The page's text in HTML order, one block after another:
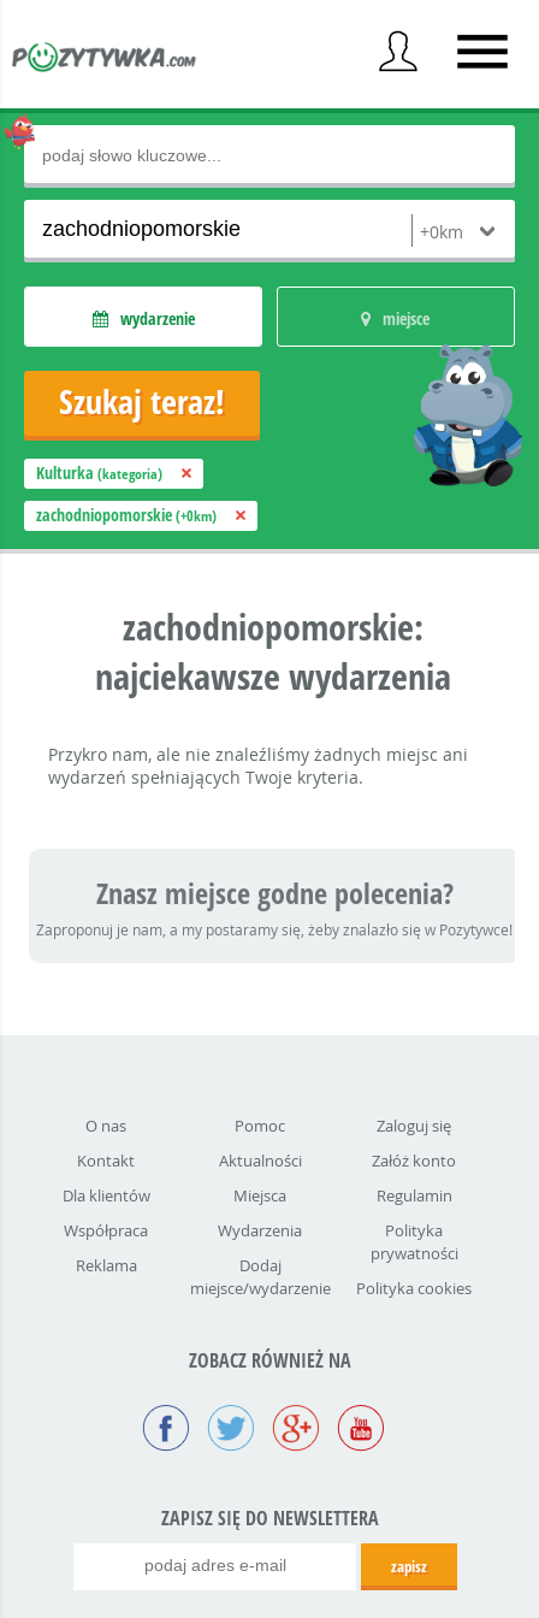
wydarzenie miejsce
Kulturka (kategoria)
zachodniopomorskie (+0km)
zachodniopomorskie:
najciekawsze wydarzenia
Przykro nam, ale nie znaleźliśmy żadnych miejsc ani
wydarzeń spełniających Twoje kryteria.
Znasz miejsce godne polecenia?
Zaproponuj je nam, a my postaramy się, żeby znalazło się w Pozytywce!
O nas
Kontakt
Dla klientów
Współpraca
Reklama
Pomoc
Aktualności
Miejsca
Wydarzenia
Dodaj
miejsce/wydarzenie
Zaloguj się
Załóż konto
Regulamin
Polityka
prywatności
Polityka cookies
ZOBACZ RÓWNIEŻ NA
ZAPISZ SIĘ DO NEWSLETTERA